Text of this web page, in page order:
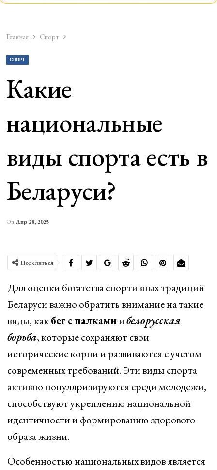
Главная Спорт
СПОРТ
Какие
национальные
виды спорта есть в
Беларуси?
On Апр 28, 2025
Поделиться
Для оценки богатства спортивных традиций
Беларуси важно обратить внимание на такие
виды, какбег с палкамиибелорусская
борьба, которые сохраняют свои
исторические корни и развиваются с учетом
современных требований. Эти виды спорта
активно популяризируются среди молодежи,
способствуют укреплению национальной
идентичности и формированию здорового
образа жизни.
Особенностью национальных видов является